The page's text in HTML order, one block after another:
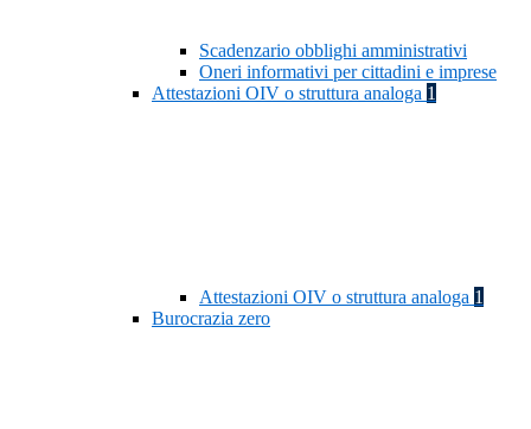
Scadenzario obblighi amministrativi
Oneri informativi per cittadini e imprese
Attestazioni OIV o struttura analoga 1
Attestazioni OIV o struttura analoga 1
Burocrazia zero